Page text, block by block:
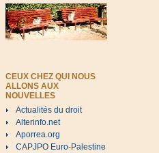
CEUX CHEZ QUI NOUS
ALLONS AUX
NOUVELLES
Actualités du droit
Alterinfo.net
Aporrea.org
CAPJPO Euro-Palestine